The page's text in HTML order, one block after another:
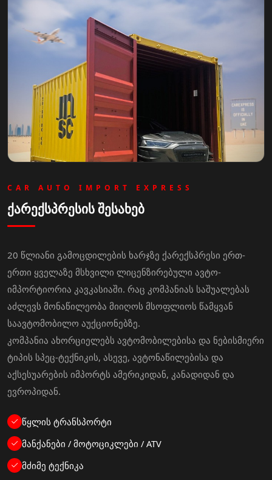
CAR AUTO IMPORT EXPRESS
ქარექსპრესის შესახებ
20 წლიანი გამოცდილების ხარჯზე ქარექსპრესი ერთ-
ერთი ყველაზე მსხვილი ლიცენზირებული ავტო-
იმპორტიორია კავკასიაში. რაც კომპანიას საშუალებას
აძლევს მონაწილეობა მიიღოს მსოფლიოს წამყვან
საავტომობილო აუქციონებზე.
კომპანია ახორციელებს ავტომობილებისა და ნებისმიერი
ტიპის სპეც-ტექნიკის, ასევე, ავტონაწილებისა და
აქსესუარების იმპორტს ამერიკიდან, კანადიდან და
ევროპიდან.
წყლის ტრანსპორტი
მანქანები / მოტოციკლები / ATV
მძიმე ტექნიკა